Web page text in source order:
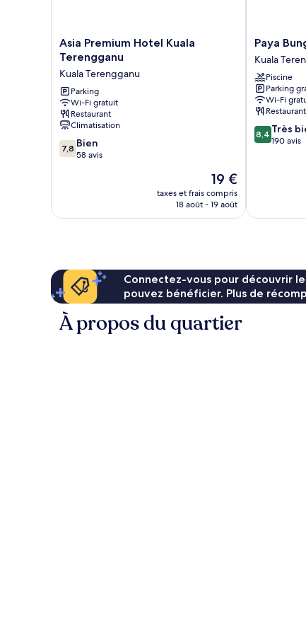
Asia
Premium
Kuala
Terengganu
Kuala
Terengganu
Asia Premium Hotel Kuala
Terengganu
Kuala Terengganu
Parking
Wi-Fi gratuit
Restaurant
Climatisation
7.8
sur
7,8 Bien
58 avis
Le
nouveau
prix
19 €
taxes et frais compris
18 août - 19 août
Paya
Bunga
Hotel
Terengganu
Kuala
Paya
Kuala
Piscine
Parking
Wi-Fi
Restaurant
8.4
sur
8,4 Très
190 avis
Connectez-vous pour découvrir
pouvez bénéficier. Plus de
À propos du quartier